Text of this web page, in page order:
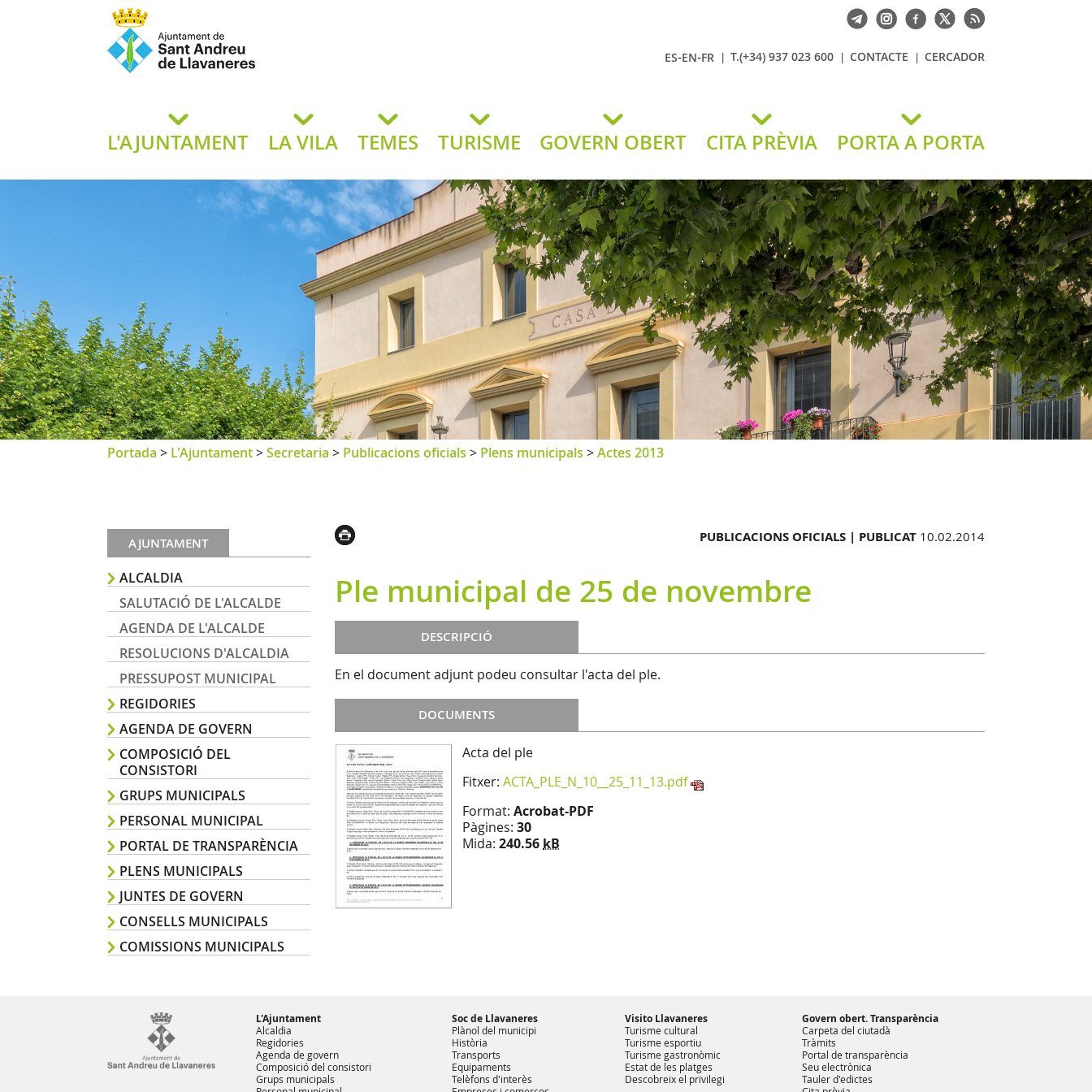
de Llavaneres
ES-EN-FR T.(+34) 937 023 600 CONTACTE CERCADOR
L'AJUNTAMENT LA VILA TEMES TURISME GOVERN OBERT CITA PRÈVIA PORTA A PORTA
Portada > L'Ajuntament>Secretaria > Publicacions oficials > Plens municipals >Actes 2013
AJUNTAMENT
ALCALDIA
SALUTACIÓ DE L'ALCALDE
AGENDA DE L'ALCALDE
RESOLUCIONS D'ALCALDIA
PRESSUPOST MUNICIPAL
REGIDORIES
AGENDA DE GOVERN
COMPOSICIÓ DEL
CONSISTORI
GRUPS MUNICIPALS
PERSONAL MUNICIPAL
PORTAL DE TRANSPARÈNCIA
PLENS MUNICIPALS
JUNTES DE GOVERN
CONSELLS MUNICIPALS
COMISSIONS MUNICIPALS
PUBLICACIONS OFICIALS | PUBLICAT 10.02.2014
Ple municipal de 25 de novembre
DESCRIPCIÓ
En el document adjunt podeu consultar l'acta del ple.
DOCUMENTS
Acta del ple
Fitxer: ACTA_PLE_N_10__25_11_13.pdf
Format: Acrobat-PDF
Pàgines: 30
Mida: 240.56 kB
L'Ajuntament
Alcaldia
Regidories
Agenda de govern
Composició del consistori
Grups municipals
Soc de Llavaneres
Plànol del municipi
Història
Transports
Equipaments
Telèfons d'interès
Visito Llavaneres
Turisme cultural
Turisme esportiu
Turisme gastronòmic
Estat de les platges
Descobreix el privilegi
Govern obert. Transparència
Carpeta del ciutadà
Tràmits
Portal de transparència
Seu electrònica
Tauler d'edictes